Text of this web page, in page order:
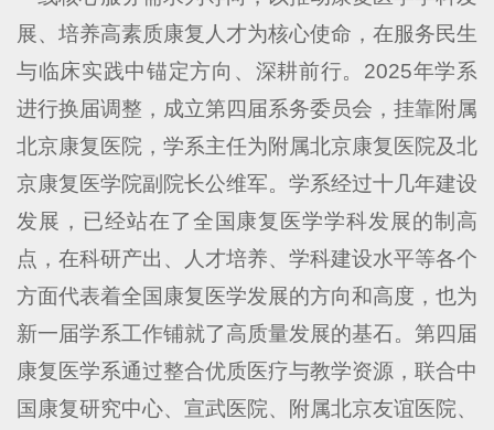
展、培养高素质康复人才为核心使命，在服务民生
与临床实践中锚定方向、深耕前行。2025年学系
进行换届调整，成立第四届系务委员会，挂靠附属
北京康复医院，学系主任为附属北京康复医院及北
京康复医学院副院长公维军。学系经过十几年建设
发展，已经站在了全国康复医学学科发展的制高
点，在科研产出、人才培养、学科建设水平等各个
方面代表着全国康复医学发展的方向和高度，也为
新一届学系工作铺就了高质量发展的基石。第四届
康复医学系通过整合优质医疗与教学资源，联合中
国康复研究中心、宣武医院、附属北京友谊医院、